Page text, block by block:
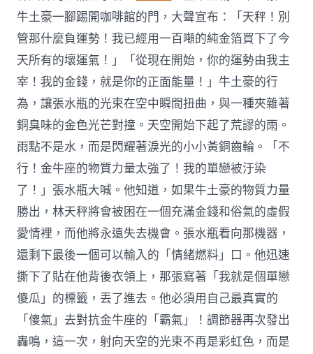
牛土豪一腳踢開咖啡館的門，大聲宣布：「天秤！別
管那什麼負運勢！我已經用一百噸的純金箔買下了今
天所有的壞運氣！」「從現在開始，你的運勢由我主
宰！我的金錢，就是你的正面能量！」牛土豪的行
為，讓張水瓶的光束在空中瞬間扭曲，與一種夾雜著
銅臭味的金色光芒對撞。天空開始下起了荒謬的雨。
雨點不是水，而是閃耀著淚光的小小黃銅齒輪。「不
行！金牛座的物質力量太強了！我的單戀被汙染
了！」張水瓶大喊。他知道，如果牛土豪的物質力量
勝出，林天秤將會被困在一個充滿金錢和俗氣的虛假
愛情裡，而他將永遠失去機會。張水瓶看向那機器，
還剩下最後一個可以輸入的「情緒燃料」口。他迅速
撕下了貼在他背後衣領上，那張寫著「我就是個單戀
傻瓜」的標籤，丟了進去。他必須用自己最真實的
「傻氣」去對抗金牛座的「霸氣」！調節器再次發出
轟鳴，這一次，射向天空的光束不再是彩虹色，而是